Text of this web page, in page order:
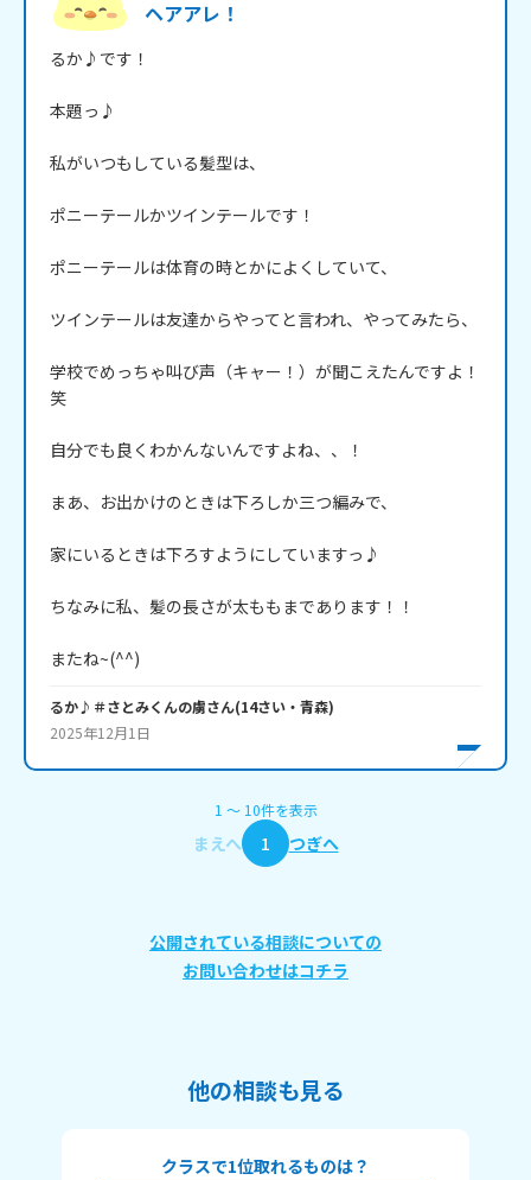
ヘアアレ！
るか♪です！
本題っ♪
私がいつもしている髪型は、
ポニーテールかツインテールです！
ポニーテールは体育の時とかによくしていて、
ツインテールは友達からやってと言われ、やってみたら、
学校でめっちゃ叫び声（キャー！）が聞こえたんですよ！
笑
自分でも良くわかんないんですよね、、！
まあ、お出かけのときは下ろしか三つ編みで、
家にいるときは下ろすようにしていますっ♪
ちなみに私、髪の長さが太ももまであります！！
またね~(^^)
るか♪＃さとみくんの虜さん(14さい・ 青森)
2025年12月1日
1 〜 10件を表示
まえへ 1 つぎへ
公開されている相談についての
お問い合わせはコチラ
他の相談も見る
クラスで1位取れるものは？